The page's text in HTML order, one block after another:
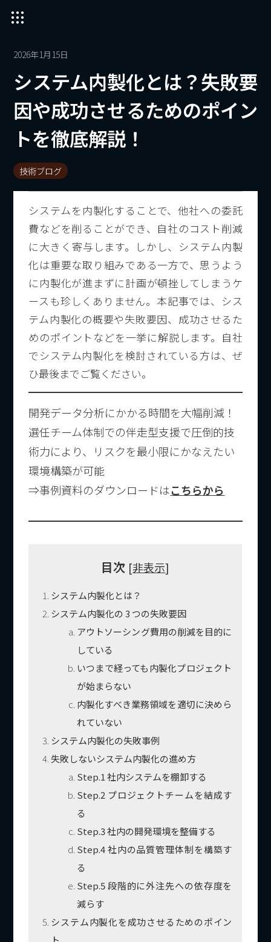
2026年1月15日
システム内製化とは？失敗要
因や成功させるためのポイン
トを徹底解説！
技術ブログ
システムを内製化することで、他社への委託
費などを削ることができ、自社のコスト削減
に大きく寄与します。しかし、システム内製
化は重要な取り組みである一方で、思うよう
に内製化が進まずに計画が頓挫してしまうケ
ースも珍しくありません。本記事では、シス
テム内製化の概要や失敗要因、成功させるた
めのポイントなどを一挙に解説します。自社
でシステム内製化を検討されている方は、ぜ
ひ最後までご覧ください。
開発データ分析にかかる時間を大幅削減！
選任チーム体制での伴走型支援で圧倒的技
術力により、リスクを最小限にかなえたい
環境構築が可能
⇒事例資料のダウンロードはこちらから
目次 [非表示]
システム内製化とは？
システム内製化の 3 つの失敗要因
アウトソーシング費用の削減を目的に
している
いつまで経っても内製化プロジェクト
が始まらない
内製化すべき業務領域を適切に決めら
れていない
システム内製化の失敗事例
失敗しないシステム内製化の進め方
Step.1 社内システムを棚卸する
Step.2 プロジェクトチームを結成す
る
Step.3 社内の開発環境を整備する
Step.4 社内の品質管理体制を構築す
る
Step.5 段階的に外注先への依存度を
減らす
システム内製化を成功させるためのポイン